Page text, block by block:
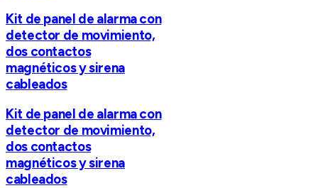
Kit de panel de alarma con
detector de movimiento,
dos contactos
magnéticos y sirena
cableados
Kit de panel de alarma con
detector de movimiento,
dos contactos
magnéticos y sirena
cableados